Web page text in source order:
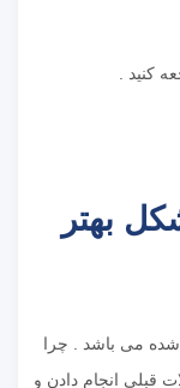
کنید .
بهتر
می باشد . چرا
قبلی انجام دادن و